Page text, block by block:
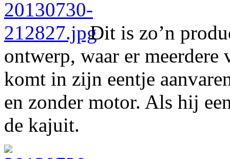
Dit is zo’n
ontwerp, waar er
komt in zijn eentje
en zonder motor. Als hij
de kajuit.